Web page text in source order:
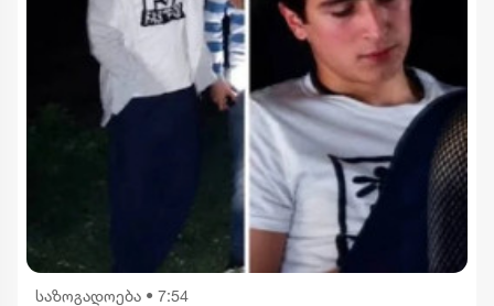
საზოგადოება • 7:54